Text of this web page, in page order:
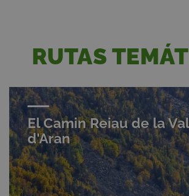
RUTAS
El Camin Reiau de la Val
d'Aran